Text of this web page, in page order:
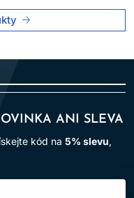
ANI SLEVA
kód na 5% slevu,